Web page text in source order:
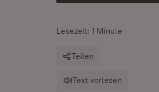
Phase
:
Lesezeit: 1 Minute
Teilen
Text vorlesen